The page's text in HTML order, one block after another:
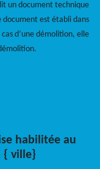
un document technique
document est établi dans
d’une démolition, elle
habilitée au
{ ville}